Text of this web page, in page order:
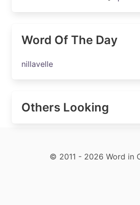
Word Of The Day
nillavelle
Others Looking
© 2011 - 2026 Word in